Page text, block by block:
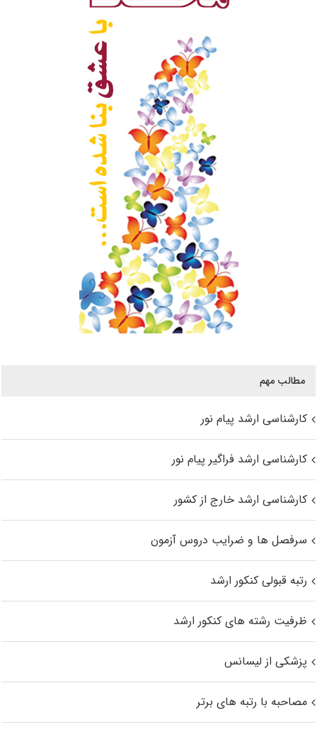
مطالب مهم
کارشناسی ارشد پیام نور
کارشناسی ارشد فراگیر پیام نور
کارشناسی ارشد خارج از کشور
سرفصل ها و ضرایب دروس آزمون
رتبه قبولی کنکور ارشد
ظرفیت رشته های کنکور ارشد
پزشکی از لیسانس
مصاحبه با رتبه های برتر